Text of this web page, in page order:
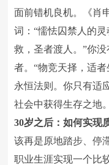
面前错机良机。《肖
词：“懦怯囚禁人的
救，圣者渡人。”你
者。“物竞天择，适
永恒法则。你只有适
社会中获得生存之地。
30岁之后：如何实现
该再是原地踏步、停
职业生涯实现一个比